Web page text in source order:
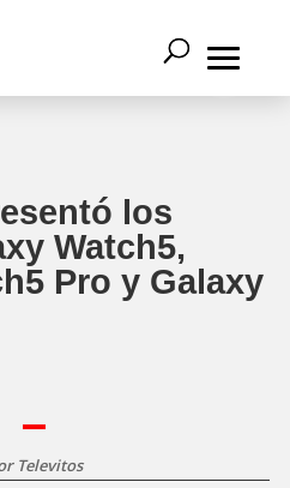
los
Watch5,
Pro y Galaxy
Televitos